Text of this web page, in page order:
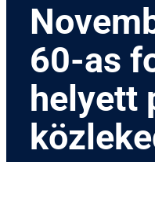
60-as
helyett